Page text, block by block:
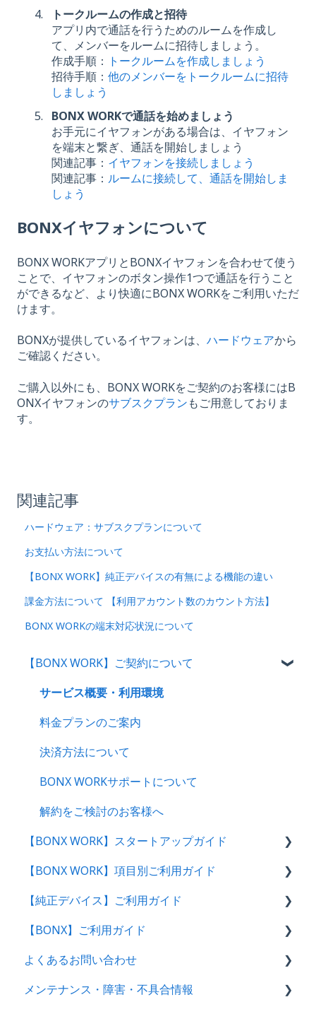
トークルームの作成と招待
アプリ内で通話を行うためのルームを作成し
て、メンバーをルームに招待しましょう。
作成手順： トークルームを作成しましょう
招待手順： 他のメンバーをトークルームに招待
しましょう
BONX WORKで通話を始めましょう
お手元にイヤフォンがある場合は、イヤフォン
を端末と繋ぎ、通話を開始しましょう
関連記事： イヤフォンを接続しましょう
関連記事： ルームに接続して、通話を開始しま
しょう
BONXイヤフォンについて
BONX WORKアプリとBONXイヤフォンを合わせて使う
ことで、イヤフォンのボタン操作1つで通話を行うこと
ができるなど、より快適にBONX WORKをご利用いただ
けます。
BONXが提供しているイヤフォンは、 ハードウェアから
ご確認ください。
ご購入以外にも、BONX WORKをご契約のお客様にはB
ONXイヤフォンのサブスクプランもご用意しておりま
す。
関連記事
ハードウェア：サブスクプランについて
お支払い方法について
【BONX WORK】純正デバイスの有無による機能の違い
課金方法について 【利用アカウント数のカウント方法】
BONX WORKの端末対応状況について
【BONX WORK】ご契約について
サービス概要・利用環境
料金プランのご案内
決済方法について
BONX WORKサポートについて
解約をご検討のお客様へ
【BONX WORK】スタートアップガイド
スタートアップガイド・動画
管理者向け操作ガイド
アプリユーザー向け操作ガイド｜ログイン方法
【BONX WORK】項目別ご利用ガイド
グループトークの始め方
テナント・アカウント作成〜ログイン
管理コンソール操作ガイド【管理者・マネー
【純正デバイス】ご利用ガイド
BONX Stick
BONX BOOST
BONX mini
【BONX】ご利用ガイド
BONXアプリ利用案内
よくあるお問い合わせ
充電・電源関連
メンテナンス・障害・不具合情報